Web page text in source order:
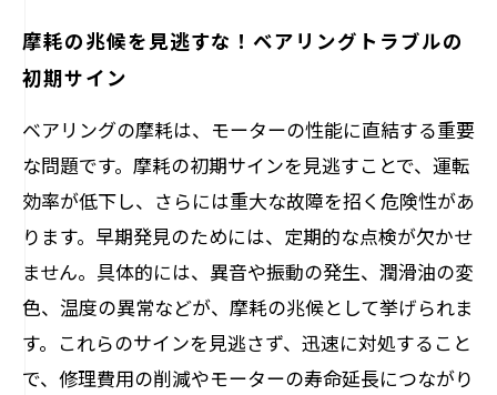
摩耗の兆候を見逃すな！ベアリングトラブルの
初期サイン
ベアリングの摩耗は、モーターの性能に直結する重要
な問題です。摩耗の初期サインを見逃すことで、運転
効率が低下し、さらには重大な故障を招く危険性があ
ります。早期発見のためには、定期的な点検が欠かせ
ません。具体的には、異音や振動の発生、潤滑油の変
色、温度の異常などが、摩耗の兆候として挙げられま
す。これらのサインを見逃さず、迅速に対処すること
で、修理費用の削減やモーターの寿命延長につながり